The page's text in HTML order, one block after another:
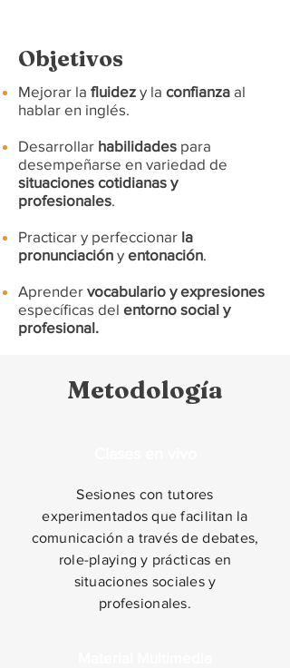
Objetivos
Mejorar la fluidez y la confianza al
hablar en inglés.
Desarrollar habilidades para
desempeñarse en variedad de
situaciones cotidianas y
profesionales.
Practicar y perfeccionar la
pronunciación y entonación.
Aprender vocabulario y expresiones
específicas del entorno social y
profesional.
Metodología
Sesiones con tutores
experimentados que facilitan la
comunicación a través de debates,
role-playing y prácticas en
situaciones sociales y
profesionales.